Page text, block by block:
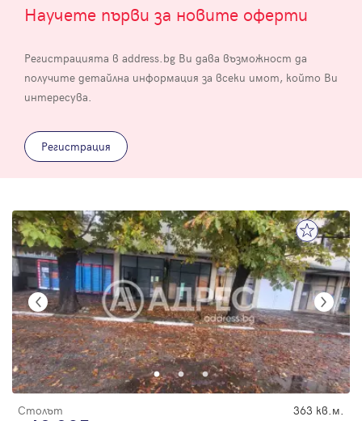
Научете първи за новите оферти
Регистрацията в address.bg Ви дава възможност да
получите детайлна информация за всеки имот, който Ви
интересува.
Регистрация
Столът 363 кв.м.